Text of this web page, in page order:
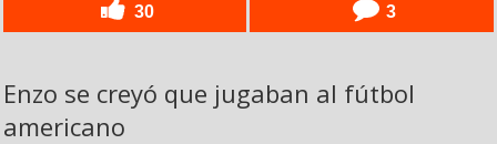
30 3
Enzo se creyó que jugaban al fútbol
americano